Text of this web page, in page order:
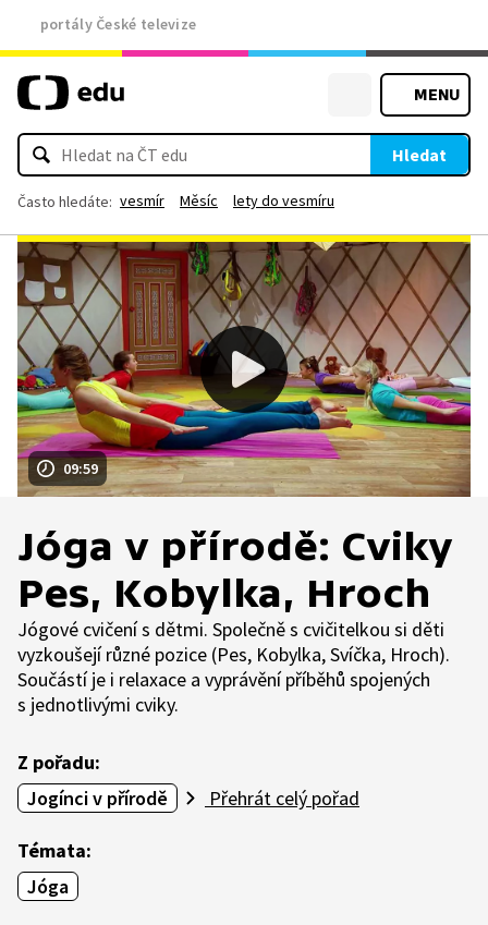
portály České televize
MENU
Hledat
Často hledáte: vesmír Měsíc lety do vesmíru
09:59
Jóga v přírodě: Cviky
Pes, Kobylka, Hroch
Jógové cvičení s dětmi. Společně s cvičitelkou si děti
vyzkoušejí různé pozice (Pes, Kobylka, Svíčka, Hroch).
Součástí je i relaxace a vyprávění příběhů spojených
s jednotlivými cviky.
Z pořadu:
Jogínci v přírodě
Přehrát celý pořad
Témata:
Jóga